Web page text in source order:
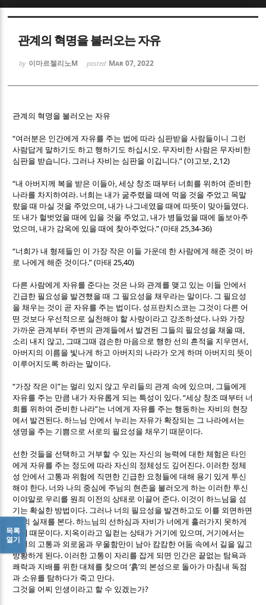
관계의 혁명을 불러오는 자유
by 이마르첼리노M posted Mar 07, 2022
관계의 혁명을 불러오는 자유
“여러분은 인간에게 자유를 주는 법에 따라 심판받을 사람들이니 그런
사람답게 말하기도 하고 행하기도 하십시오 . 무자비한 사람은 무자비한
심판을 받습니다. 그러나 자비는 심판을 이깁니다.” (야고보 , 2,12)
“내 아버지께 복을 받은 이들아,세상 창조 때부터 너희를 위하여 준비한
나라를 차지하여라. 너희는 내가 굶주렸을 때에 먹을 것을 주었고 목말
랐을 때 마실 것을 주었으며 ,내가 나그네였을 때에 따뜻이 맞아들였다.
또 내가 헐벗었을 때에 입을 것을 주었고 ,내가 병들었을 때에 돌보아주
었으며 ,내가 감옥에 있을 때에 찾아주었다.” (마태 25,34-36)
“너희가 내 형제들인 이 가장 작은 이들 가운데 한 사람에게 해준 것이 바
로 나에게 해준 것이다.” (마태 25,40)
다른 사람에게 자유를 준다는 것은 나와 관계를 맺고 있는 이들 안에서
긴급한 필요성을 발견했을 때 그 필요성을 채우라는 말이다. 그 필요성
을 채우는 것이 곧 자유를 주는 법이다. 성프란치스코는 그것이 다른 어
떤 것보다 우선적으로 실천해야 할 사랑이라고 강조하셨다. 나와 가장
가까운 관계부터 주변의 관계들에서 발견된 그들의 필요성을 채울 때 ,
소리 내지 않고 , 그때그때 겸손한 마음으로 행한 선의 흔적을 지우면서 ,
아버지의 이름을 빛나게 하고 아버지의 나라가 오게 하며 아버지의 뜻이
이루어지도록 하라는 말이다.
“가장 작은 이”는 멀리 있지 않고 우리들의 관계 속에 있으며 , 그들에게
자유를 주는 만큼 내가 자유롭게 되는 특성이 있다. “세상 창조 때부터 너
희를 위하여 준비한 나라”는 너에게 자유를 주는 행동하는 자비의 현장
에서 발견된다.하느님 안에서 누리는 자유가 확장되는 그 나라에서는
생명을 주는 기쁨으로 서로의 필요성을 채우기 때문이다.
선한 것들을 선택하고 거부할 수 있는 자신의 능력에 대한 체험은 타인
에게 자유를 주는 정도에 따라 자신의 정체성도 깊어진다. 이러한 정체
성 안에서 고통과 위험에 직면한 긴급한 요청들에 대해 용기 있게 투신
해야 한다. 너와 나의 중심에 주님의 현존을 불러오게 하는 이러한 투신
이야말로 우리를 원죄 이전의 상태로 이끌어 준다. 이것이 하느님을 섬
기는 확실한 방법이다. 그러나 너의 필요성을 발견하고도 이를 외면하면
의 실재를 본다.하느님의 선하심과 자비가 너에게 흘러가지 못하게
막기 때문이다. 지옥이라고 일컫는 상태가 거기에 있으며 , 거기에서는
단절의 고통과 외로움과 우울함만이 남아 캄캄한 어둠 속에서 길을 잃고
방황하게 된다. 이러한 고통이 자리를 잡게 되면 인간은 끝없는 탐욕과
쾌락과 지배를 위한 대체를 찾으며‘흙’의 본성으로 돌아가 마침내 독점
과 소유를 탐하다가 죽고 만다.
그것을 어찌 인생이라고 할 수 있겠는가?
목록
열기
Sketchbook5, 스케치북5
Sketchbook5, 스케치북5
Sketchbook5, 스케치북5
Sketchbook5, 스케치북5